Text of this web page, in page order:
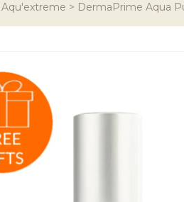
Aqu'extreme > DermaPrime Aqua